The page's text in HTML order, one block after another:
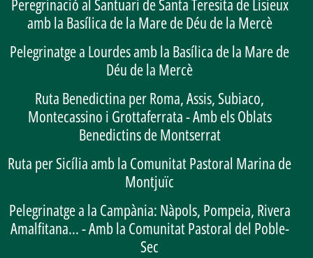
Peregrinació al Santuari de Santa Teresita de Lisieux
amb la Basílica de la Mare de Déu de la Mercè
Pelegrinatge a Lourdes amb la Basílica de la Mare de
Déu de la Mercè
Ruta Benedictina per Roma, Assis, Subiaco,
Montecassino i Grottaferrata - Amb els Oblats
Benedictins de Montserrat
Ruta per Sicília amb la Comunitat Pastoral Marina de
Montjuïc
Pelegrinatge a la Campània: Nàpols, Pompeia, Rivera
Amalfitana... - Amb la Comunitat Pastoral del Poble-
Sec